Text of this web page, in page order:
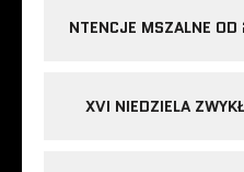
NTENCJE MSZALNE
XVI NIEDZIELA